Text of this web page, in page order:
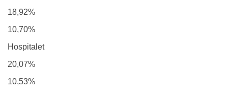
18,92%
10,70%
Hospitalet
20,07%
10,53%